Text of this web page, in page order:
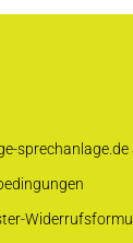
sprechanlage.de